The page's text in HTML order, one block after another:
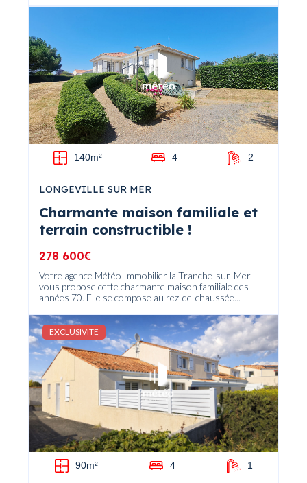
140m² 4 2
Charmante maison familiale et
terrain constructible !
LONGEVILLE SUR MER
278 600€
Votre agence Météo Immobilier la Tranche-sur-Mer
vous propose cette charmante maison familiale des
années 70. Elle se compose au rez-de-chaussée...
EXCLUSIVITE
90m² 4 1